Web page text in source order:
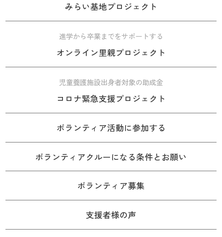
みらい基地プロジェクト
進学から卒業までをサポートする
オンライン里親プロジェクト
児童養護施設出身者対象の助成金
コロナ緊急支援プロジェクト
ボランティア活動に参加する
ボランティアクルーになる条件とお願い
ボランティア募集
支援者様の声